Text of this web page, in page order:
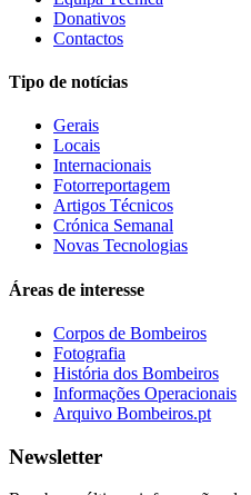
Donativos
Contactos
Tipo de notícias
Gerais
Locais
Internacionais
Fotorreportagem
Artigos Técnicos
Crónica Semanal
Novas Tecnologias
Áreas de interesse
Corpos de Bombeiros
Fotografia
História dos Bombeiros
Informações Operacionais
Arquivo Bombeiros.pt
Newsletter